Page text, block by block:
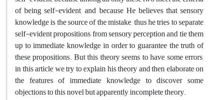
of being self-evident, and because He believes that sensory
knowledge is the source of the mistake, thus he tries to separate
self-evident propositions from sensory perception and tie them
up to immediate knowledge in order to guarantee the truth of
these propositions. But this theory seems to have some errors,
in this article we try to explain his theory and then elaborate on
the features of immediate knowledge to discover some
objections to this novel but apparently incomplete theory.